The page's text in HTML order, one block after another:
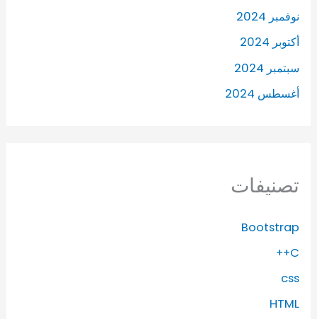
نوفمبر 2024
أكتوبر 2024
سبتمبر 2024
أغسطس 2024
تصنيفات
Bootstrap
C++
css
HTML